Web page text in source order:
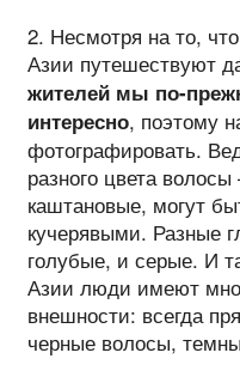
2. Несмотря на то,
Азии путешествуют
жителей мы по-
интересно, поэтому
фотографировать.
разного цвета
каштановые, могут
кучерявыми. Разные
голубые, и серые. И
Азии люди имеют
внешности: всегда
черные волосы,